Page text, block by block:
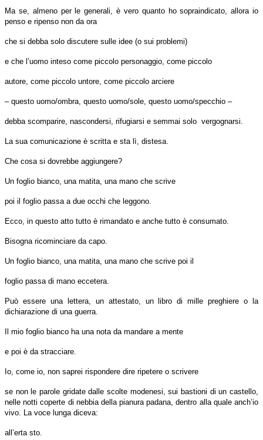
Ma se, almeno per le generali, è vero quanto ho sopraindicato, allora io
penso e ripenso non da ora
che si debba solo discutere sulle idee (o sui problemi)
e che l’uomo inteso come piccolo personaggio, come piccolo
autore, come piccolo untore, come piccolo arciere
– questo uomo/ombra, questo uomo/sole, questo uomo/specchio –
debba scomparire, nascondersi, rifugiarsi e semmai solo vergognarsi.
La sua comunicazione è scritta e sta lì, distesa.
Che cosa si dovrebbe aggiungere?
Un foglio bianco, una matita, una mano che scrive
poi il foglio passa a due occhi che leggono.
Ecco, in questo atto tutto è rimandato e anche tutto è consumato.
Bisogna ricominciare da capo.
Un foglio bianco, una matita, una mano che scrive poi il
foglio passa di mano eccetera.
Può essere una lettera, un attestato, un libro di mille preghiere o la
dichiarazione di una guerra.
Il mio foglio bianco ha una nota da mandare a mente
e poi è da stracciare.
Io, come io, non saprei rispondere dire ripetere o scrivere
se non le parole gridate dalle scolte modenesi, sui bastioni di un castello,
nelle notti coperte di nebbia della pianura padana, dentro alla quale anch’io
vivo. La voce lunga diceva:
all’erta sto.